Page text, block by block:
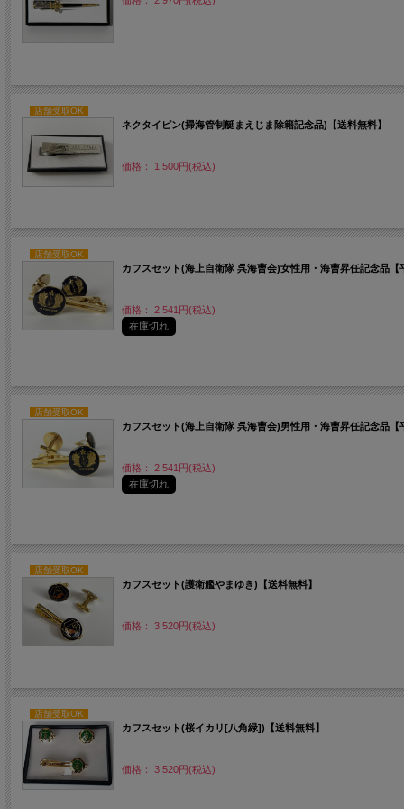
店舗受取OK
ネクタイピン(掃海管制艇まえじま除籍記念品)【送料無料】
価格： 1,500円(税込)
店舗受取OK
カフスセット(海上自衛隊 呉海曹会)女性用・海曹昇任記念品【
価格： 2,541円(税込)
在庫切れ
店舗受取OK
カフスセット(海上自衛隊 呉海曹会)男性用・海曹昇任記念品【
価格： 2,541円(税込)
在庫切れ
店舗受取OK
カフスセット(護衛艦やまゆき)【送料無料】
価格： 3,520円(税込)
店舗受取OK
カフスセット(桜イカリ[八角緑])【送料無料】
価格： 3,520円(税込)